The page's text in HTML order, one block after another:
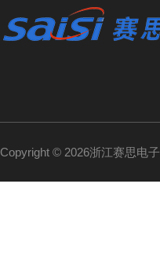
Copyright © 2026浙江赛思电